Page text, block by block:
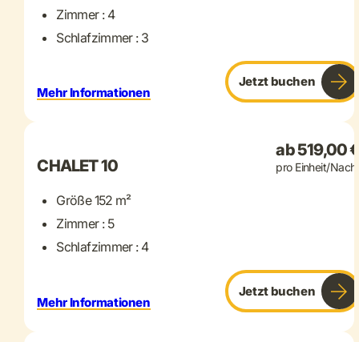
Zimmer : 4
Schlafzimmer : 3
Mehr Informationen
Jetzt buchen
+ 19 mehr
CHALET 10
Größe 152 m²
Zimmer : 5
Schlafzimmer : 4
ab 519,00
pro Einheit/Nacht
Mehr Informationen
Jetzt buchen
+ 15 mehr